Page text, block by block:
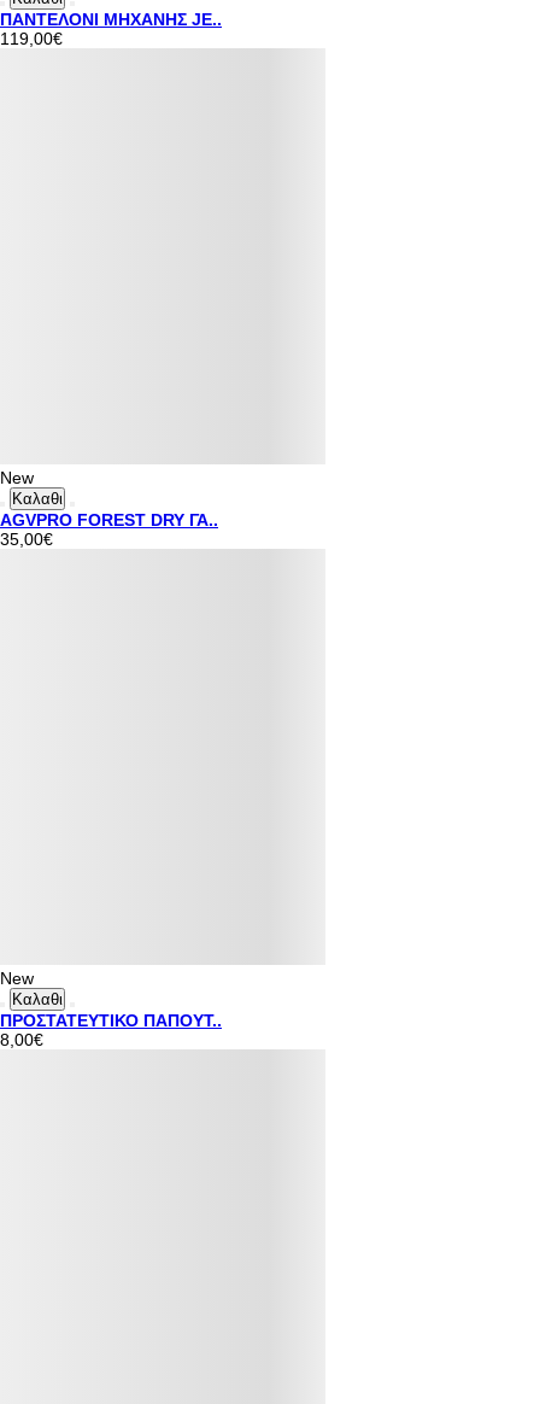
ΠΑΝΤΕΛΟΝΙ ΜΗΧΑΝΗΣ JE..
119,00€
New
Καλαθι
AGVPRO FOREST DRY ΓΑ..
35,00€
New
Καλαθι
ΠΡΟΣΤΑΤΕΥΤΙΚΟ ΠΑΠΟΥΤ..
8,00€